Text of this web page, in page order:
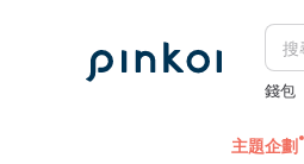
錢包
主題企劃